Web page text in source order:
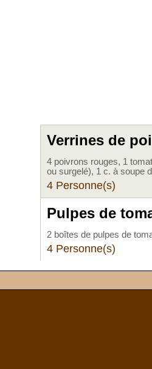
Verrines de
4 poivrons rouges, 1
ou surgelé), 1 c. à soupe
4 Personne(s)
Pulpes de
2 boîtes de pulpes de
4 Personne(s)